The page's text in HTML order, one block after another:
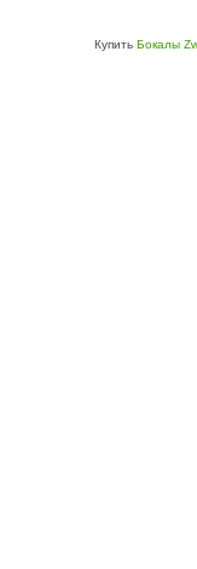
Купить Бокалы